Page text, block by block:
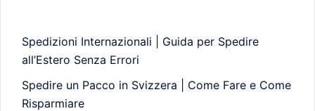
Spedizioni Internazionali | Guida per Spedire
all’Estero Senza Errori
Spedire un Pacco in Svizzera | Come Fare e Come
Risparmiare